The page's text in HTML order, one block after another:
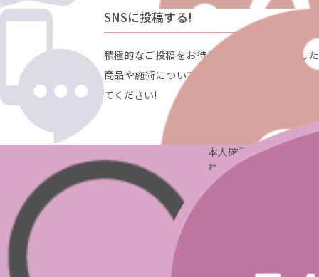
SNSに投稿する!
積極的なご投稿をお待ちしています。体験した
商品や施術について、ご自身のSNSにて発信し
てください!
本人確認はどのように行
われますか？